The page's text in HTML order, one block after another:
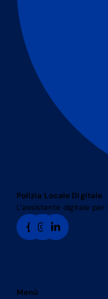
Polizia Locale Digitale
L’assistente digitale
Menù